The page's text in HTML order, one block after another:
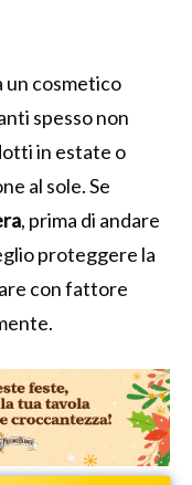
un cosmetico
spesso non
in estate o
al sole. Se
, prima di andare
proteggere la
con fattore